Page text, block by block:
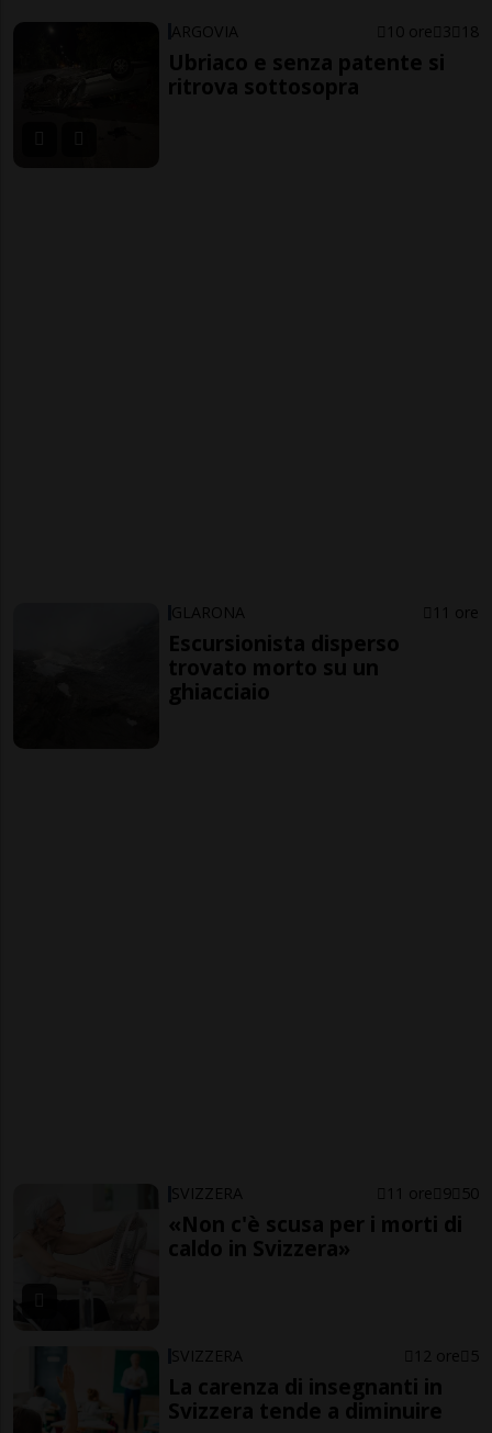
ARGOVIA 10 ore 3 18
Ubriaco e senza patente si
ritrova sottosopra
GLARONA 11 ore
Escursionista disperso
trovato morto su un
ghiacciaio
SVIZZERA 11 ore 9 50
«Non c'è scusa per i morti di
caldo in Svizzera»
SVIZZERA 12 ore 5
La carenza di insegnanti in
Svizzera tende a diminuire